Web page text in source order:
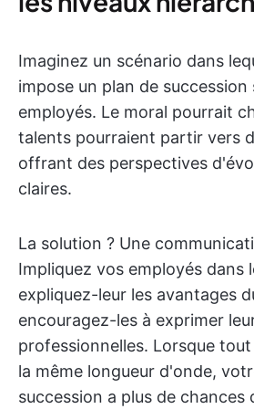
Imaginez un scénario dans
impose un plan de
employés. Le moral pourrait
talents pourraient partir vers
offrant des perspectives
claires.
La solution ? Une
Impliquez vos employés dans
expliquez-leur les avantages
encouragez-les à exprimer
professionnelles. Lorsque
la même longueur d'onde,
succession a plus de chances